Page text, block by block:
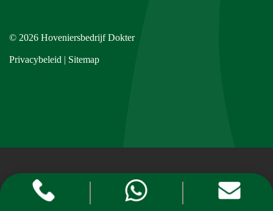
© 2026 Hoveniersbedrijf Dokter
Privacybeleid | Sitemap